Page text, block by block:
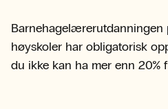
Barnehagelærerutdanningen
høyskoler har obligatorisk
du ikke kan ha mer enn 20%